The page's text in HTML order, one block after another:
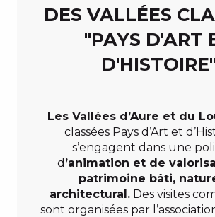
DES VALLÉES
"PAYS D'ART
D'HISTOIRE"
Les Vallées d’Aure et du
classées Pays d’Art et
s’engagent dans une
d ’animation et de
patrimoine bâti,
architectural. Des visites
sont organisées par